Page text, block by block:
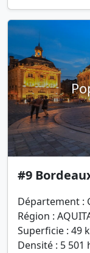
#9
Département :
Région :
Superficie : 49
Densité : 5 501